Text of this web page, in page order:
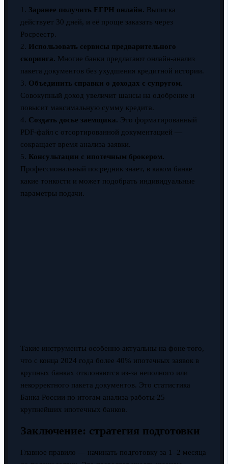
1. Заранее получить ЕГРН онлайн. Выписка
действует 30 дней, и её проще заказать через
Росреестр.
2. Использовать сервисы предварительного
скоринга. Многие банки предлагают онлайн-анализ
пакета документов без ухудшения кредитной истории.
3. Объединить справки о доходах с супругом.
Совокупный доход увеличит шансы на одобрение и
повысит максимальную сумму кредита.
4. Создать досье заемщика. Это форматированный
PDF-файл с отсортированной документацией —
сокращает время анализа заявки.
5. Консультации с ипотечным брокером.
Профессиональный посредник знает, в каком банке
какие тонкости и может подобрать индивидуальные
параметры подачи.
Такие инструменты особенно актуальны на фоне того,
что с конца 2024 года более 40% ипотечных заявок в
крупных банках отклоняются из-за неполного или
некорректного пакета документов. Это статистика
Банка России по итогам анализа работы 25
крупнейших ипотечных банков.
Заключение: стратегия подготовки
Главное правило — начинать подготовку за 1–2 месяца